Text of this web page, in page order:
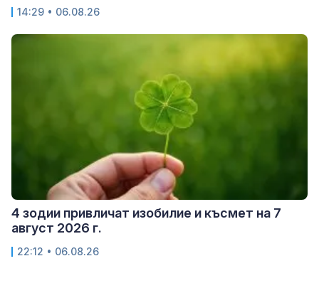
14:29 • 06.08.26
4 зодии привличат изобилие и късмет на 7
август 2026 г.
22:12 • 06.08.26